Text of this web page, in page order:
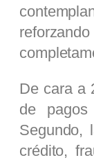
De cara a
de
Segundo,
crédito,